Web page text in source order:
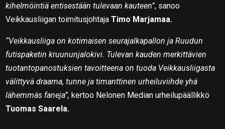
kihelmöintiä entisestään tulevaan kauteen”, sanoo
Veikkausliigan toimitusjohtajaTimo Marjamaa.
“Veikkausliiga on kotimaisen seurajalkapallon ja Ruudun
futispaketin kruununjalokivi. Tulevan kauden merkittävien
tuotantopanostuksien tavoitteena on tuoda Veikkausliigasta
välittyvä draama, tunne ja timanttinen urheiluviihde yhä
lähemmäs faneja”,kertoo Nelonen Median urheilupäällikkö
Tuomas Saarela.